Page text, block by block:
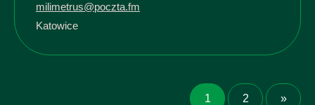
milimetrus@poczta.fm
Katowice
1 2 »